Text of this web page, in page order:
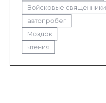
Войсковые священники
автопробег
Моздок
чтения